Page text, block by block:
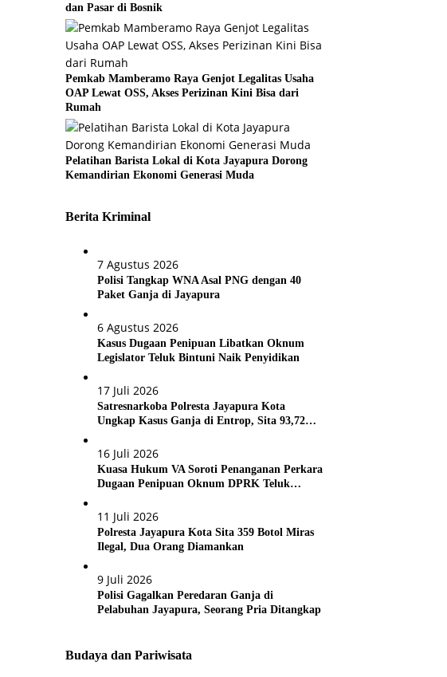
dan Pasar di Bosnik
Pemkab Mamberamo Raya Genjot Legalitas Usaha
OAP Lewat OSS, Akses Perizinan Kini Bisa dari
Rumah
Pelatihan Barista Lokal di Kota Jayapura Dorong
Kemandirian Ekonomi Generasi Muda
Berita Kriminal
7 Agustus 2026
Polisi Tangkap WNA Asal PNG dengan 40
Paket Ganja di Jayapura
6 Agustus 2026
Kasus Dugaan Penipuan Libatkan Oknum
Legislator Teluk Bintuni Naik Penyidikan
17 Juli 2026
Satresnarkoba Polresta Jayapura Kota
Ungkap Kasus Ganja di Entrop, Sita 93,72
16 Juli 2026
Kuasa Hukum VA Soroti Penanganan Perkara
Dugaan Penipuan Oknum DPRK Teluk
11 Juli 2026
Polresta Jayapura Kota Sita 359 Botol Miras
Ilegal, Dua Orang Diamankan
9 Juli 2026
Polisi Gagalkan Peredaran Ganja di
Pelabuhan Jayapura, Seorang Pria Ditangkap
Budaya dan Pariwisata